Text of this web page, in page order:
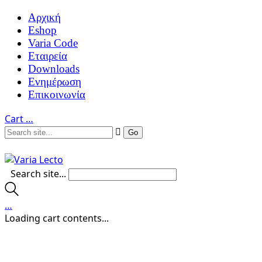
Αρχική
Eshop
Varia Code
Εταιρεία
Downloads
Ενημέρωση
Επικοινωνία
Cart …
Search site...
…
Loading cart contents...